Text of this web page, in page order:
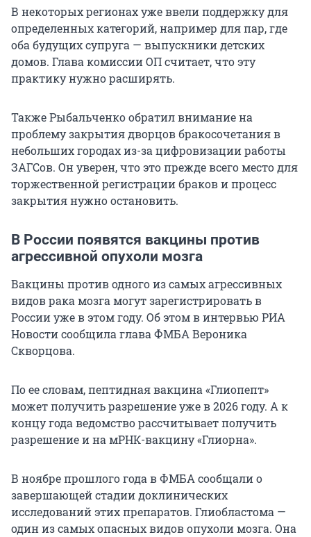
В некоторых регионах уже ввели поддержку для
определенных категорий, например для пар, где
оба будущих супруга — выпускники детских
домов. Глава комиссии ОП считает, что эту
практику нужно расширять.
Также Рыбальченко обратил внимание на
проблему закрытия дворцов бракосочетания в
небольших городах из-за цифровизации работы
ЗАГСов. Он уверен, что это прежде всего место для
торжественной регистрации браков и процесс
закрытия нужно остановить.
В России появятся вакцины против
агрессивной опухоли мозга
Вакцины против одного из самых агрессивных
видов рака мозга могут зарегистрировать в
России уже в этом году. Об этом в интервью РИА
Новости сообщила глава ФМБА Вероника
Скворцова.
По ее словам, пептидная вакцина «Глиопепт»
может получить разрешение уже в 2026 году. А к
концу года ведомство рассчитывает получить
разрешение и на мРНК-вакцину «Глиорна».
В ноябре прошлого года в ФМБА сообщали о
завершающей стадии доклинических
исследований этих препаратов. Глиобластома —
один из самых опасных видов опухоли мозга. Она